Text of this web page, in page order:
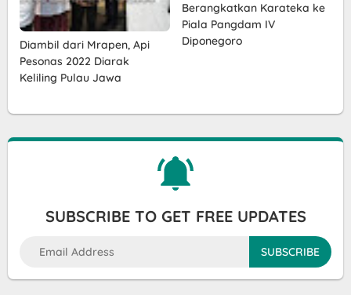
Diambil dari Mrapen, Api
Pesonas 2022 Diarak
Keliling Pulau Jawa
Berangkatkan Karateka ke
Piala Pangdam IV
Diponegoro
SUBSCRIBE TO GET FREE UPDATES